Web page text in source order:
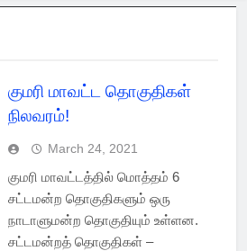
குமரி மாவட்ட தொகுதிகள்
நிலவரம்!
March 24, 2021
குமரி மாவட்டத்தில் மொத்தம் 6
சட்டமன்ற தொகுதிகளும் ஒரு
நாடாளுமன்ற தொகுதியும் உள்ளன.
சட்டமன்றத் தொகுதிகள் –